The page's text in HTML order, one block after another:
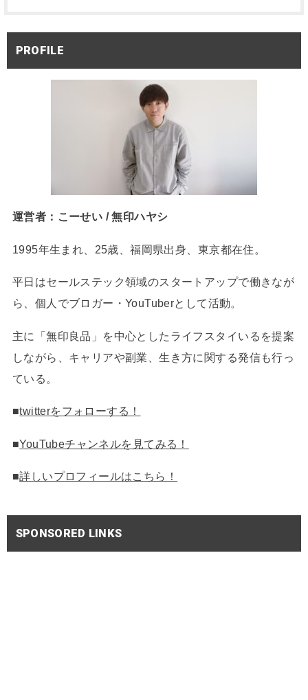
PROFILE
運営者：こーせい / 無印ハヤシ
1995年生まれ、25歳、福岡県出身、東京都在住。
平日はセールステック領域のスタートアップで働きなが
ら、個人でブロガー・YouTuberとして活動。
主に「無印良品」を中心としたライフスタイいるを提案
しながら、キャリアや副業、生き方に関する発信も行っ
ている。
■twitterをフォローする！
■YouTubeチャンネルを見てみる！
■詳しいプロフィールはこちら！
SPONSORED LINKS